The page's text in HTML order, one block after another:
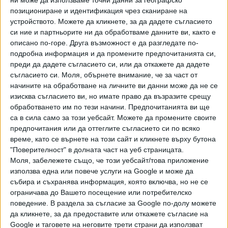
позициониране и идентификация чрез сканиране на
устройството. Можете да кликнете, за да дадете съгласието
си ние и партньорите ни да обработваме данните ви, както е
описано по-горе. Друга възможност е да разгледате по-
подробна информация и да промените предпочитанията си,
преди да дадете съгласието си, или да откажете да дадете
съгласието си.
Моля, обърнете внимание, че за част от
начините на обработване на личните ви данни може да не се
изисква съгласието ви, но имате право да възразите срещу
обработването им по тези начини. Предпочитанията ви ще
са в сила само за този уебсайт. Можете да промените своите
предпочитания или да оттеглите съгласието си по всяко
време, като се върнете на този сайт и кликнете върху бутона
"Поверителност" в долната част на уеб страницата.
Моля, забележете също, че този уебсайт/това приложение
използва една или повече услуги на Google и може да
събира и съхранява информация, която включва, но не се
ограничава до Вашето посещение или потребителско
поведение. В раздела за съгласие за Google по-долу можете
да кликнете, за да предоставите или откажете съгласие на
Google и таговете на неговите трети страни да използват
точно когато Гебрев влезе в конфликт с депутата от
ДПС, крупен бизнесмен и медиен магнат Делян Пеевски
заради съмнения, че последният се опитва да придобие
оръжейния завод "Дунарит".
Адвокат Карадалиев беше обвинен и през 2017 г., когато
прокуратурата откри данни, че е участвал в организирана
престъпна група за контрабанда на цигари. Няколко
месеца по-късно пък юристът беше привлечен към
наказателна отговорност, защото според
прокуратурата се опитвал да "профилактира" свидетел
по делото за източването на КТБ.
Преди месец антикорупционната комисия съобщи, че
внася в Софийския градски съд иск за отнемане на 2 800
963 лв. срещу "Лазар К", защото "същият е получил
неследваща му се сума в качеството на адвокат, без да
е извършвал юридически или други услуги на дружество,
което му е изплатило хонорар без документи. Лазар К. е